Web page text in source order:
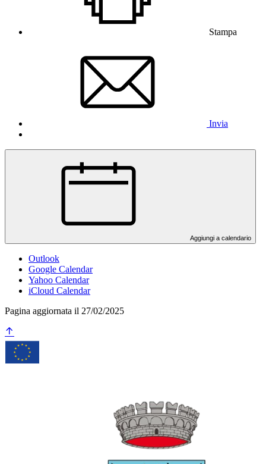
Stampa
Invia
Aggiungi a calendario
Outlook
Google Calendar
Yahoo Calendar
iCloud Calendar
Pagina aggiornata il 27/02/2025